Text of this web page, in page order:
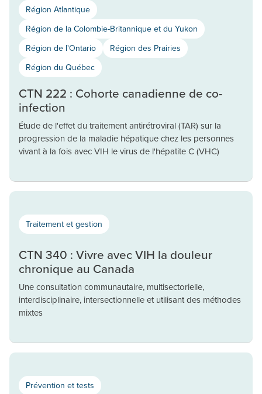
Région Atlantique
Région de la Colombie-Britannique et du Yukon
Région de l'Ontario
Région des Prairies
Région du Québec
CTN 222 : Cohorte canadienne de co-
infection
Étude de l'effet du traitement antirétroviral (TAR) sur la
progression de la maladie hépatique chez les personnes
vivant à la fois avec VIH le virus de l'hépatite C (VHC)
Traitement et gestion
CTN 340 : Vivre avec VIH la douleur
chronique au Canada
Une consultation communautaire, multisectorielle,
interdisciplinaire, intersectionnelle et utilisant des méthodes
mixtes
Prévention et tests